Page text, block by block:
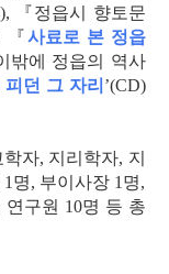
『정읍시 향토문
『사료로 본 정읍
밖에 정읍의 역사
피던 그 자리 ’(CD)
자, 지리학자, 지
명, 부이사장 1명,
연구원 10명 등 총